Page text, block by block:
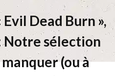
Evil Dead Burn »,
: Notre sélection
(ou à